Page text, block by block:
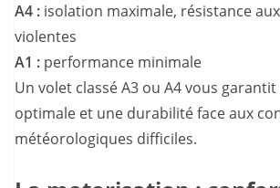
A4 : isolation maximale, résistance
violentes
A1 : performance minimale
Un volet classé A3 ou A4 vous
optimale et une durabilité face aux
météorologiques difficiles.